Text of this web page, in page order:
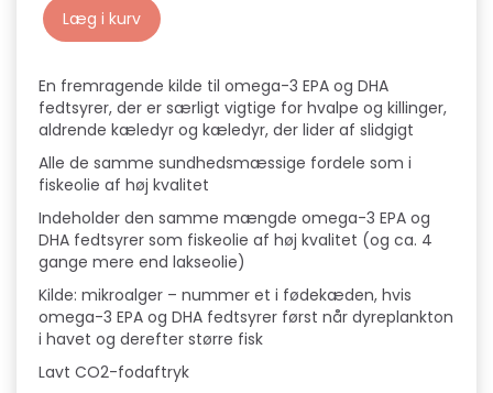
Læg i kurv
En fremragende kilde til omega-3 EPA og DHA
fedtsyrer, der er særligt vigtige for hvalpe og killinger,
aldrende kæledyr og kæledyr, der lider af slidgigt
Alle de samme sundhedsmæssige fordele som i
fiskeolie af høj kvalitet
Indeholder den samme mængde omega-3 EPA og
DHA fedtsyrer som fiskeolie af høj kvalitet (og ca. 4
gange mere end lakseolie)
Kilde: mikroalger – nummer et i fødekæden, hvis
omega-3 EPA og DHA fedtsyrer først når dyreplankton
i havet og derefter større fisk
Lavt CO2-fodaftryk